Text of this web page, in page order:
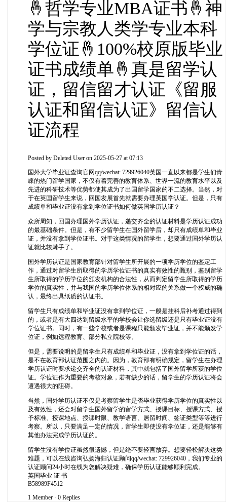
🤞哲学专业MBA证书🤞神
学与宗教人类学专业本科
学位证🤞100%校原版毕业
证书成绩单🤞真是留学认
证，留信留才认证《留服
认证和留信认证》留信认
证流程
Posted byDeleted User on 2025-05-27 at 07:13
国外大学毕业证查询官网qq/wechat: 729926040英国一直以来都是学生们青
睐的热门留学国家，不仅有着完善的教育体系、世界一流的教育水平以及
先进的科研技术等优势都使其成为了出国留学国家的不二选择。当然，对
于在英国留学生来说，回国发展首先就需要办理英国学认证。但是，只有
成绩单和毕业证没有拿到学位证书如何做英国学历认证？
众所周知，回国办理国外学历认证，递交齐全的认证材料是学历认证成功
的最基础条件。但是，有不少留学生在国外留学后，却只有成绩单和毕业
证，并没有拿到学位证书。对于这类情况的留学生，想要通过国外学历认
证就比较棘手了。
国外学历认证是国家教育部针对留学生所开展的一项学历学位的鉴定工
作，通过对留学生所取得的学历学位证书的真实有效性的甄别，鉴别留学
生所取得的学历学位的颁发机构的合法性，从而判定留学生所取得的学历
学位的真实性，并与我国的学历学位体系的相对应的关系做一个权威的确
认，最终出具纸质的认证书。
留学生只有成绩单和毕业证没有拿到学位证，一般是挂科后补考通过得到
的，或者是有大四达到留级水平的学校会让你选留级还是只有毕业证没有
学位证书。同时，有一些学校或者是课程只能颁发毕业证，并不能颁发学
位证，例如远程教育、部分私立院校等。
但是，需要说明的是留学生只有成绩单和毕业证，没有拿到学位证的话，
是不在教育部认证范围之内的。因为，教育部有明确规定，留学生在办理
学历认证时要求递交齐全的认证材料，其中就包括了国外留学所获的学位
证。学位证作为重要的考核对象，若有缺少的话，留学生的学历认证将会
遭遇很大的阻碍。
当然，国外学历认证不仅是考察留学生是否毕业获得学历学位的真实性以
及有效性，还会对留学生国外留学的留学方式、授课目标、授课方式、授
予标准、授课地点、授课时限、教学语言、居留时间、签证类型等等进行
考察。所以，只要满足一定的情况，留学生即使没有学位证，还是能够有
其他办法完成学历认证的。
留学生没有学位证虽然很遗憾，但是绝不要轻言放弃。想要轻松解决这类
难题，可以在线咨询弘扬海归认证顾问qq/wechat: 729926040，我们专业的
认证顾问24小时在线为您解决疑难，确保学历认证能够顺利完成。
英国毕业 证 书
B58989F4512
1 Member · 0 Replies